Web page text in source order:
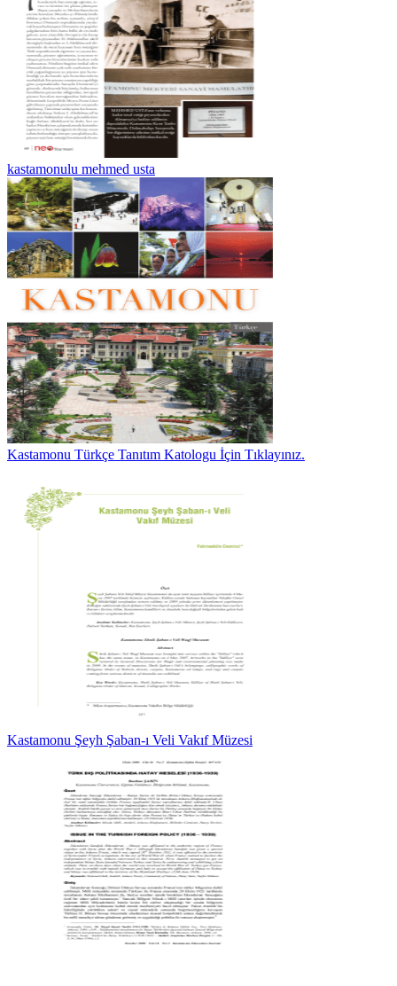
kastamonulu mehmed usta
Kastamonu Türkçe Tanıtım Katologu İçin Tıklayınız.
Kastamonu Şeyh Şaban-ı Veli Vakıf Müzesi